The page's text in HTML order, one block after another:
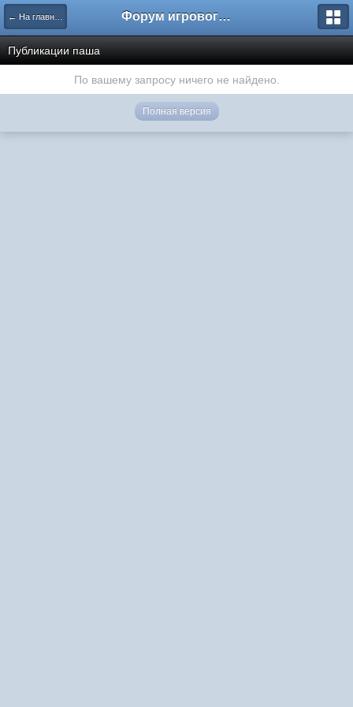
← На главную Форум игрового проекта Riverrise
Публикации паша
По вашему запросу ничего не найдено.
Полная версия